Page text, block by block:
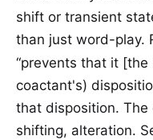
shift or transient
than just word-play.
“prevents that it
coactant's)
that disposition.
shifting, alteration.